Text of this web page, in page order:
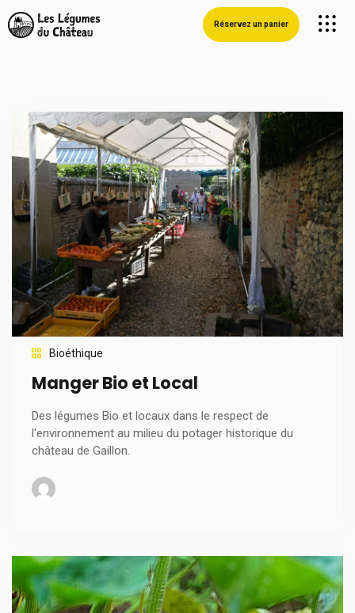
Réservez un panier
Bioéthique
Manger Bio et Local
Des légumes Bio et locaux dans le respect de
l'environnement au milieu du potager historique du
château de Gaillon.